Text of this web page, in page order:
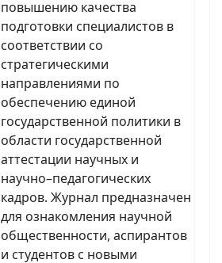
повышению качества
подготовки специалистов в
соответствии со
стратегическими
направлениями по
обеспечению единой
государственной политики в
области государственной
аттестации научных и
научно–педагогических
кадров. Журнал предназначен
для ознакомления научной
общественности, аспирантов
и студентов с новыми